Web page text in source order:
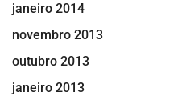
janeiro 2014
novembro 2013
outubro 2013
janeiro 2013